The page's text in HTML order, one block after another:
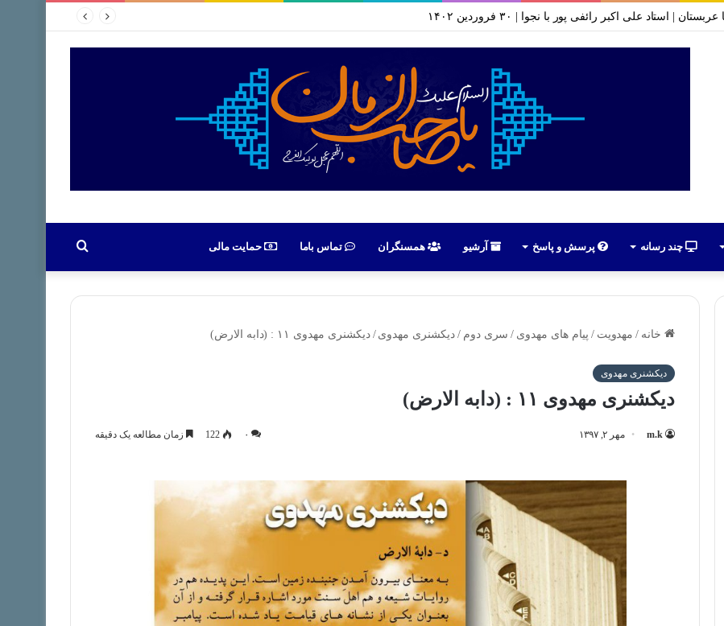
با موضوع سازمان سری شیعه | جلسه ۱ تا ۱۰ | محرم ۱۴۰۱
چند رسانه پرسش و پاسخ آرشیو همسنگران تماس باما حمایت مالی
خانه / مهدویت / پیام های مهدوی / سری دوم / دیکشنری مهدوی / دیکشنری مهدوی ۱۱ : (دابه الارض)
دیکشنری مهدوی
دیکشنری مهدوی ۱۱ : (دابه الارض)
m.k مهر ۲, ۱۳۹۷ ۰ 122 زمان مطالعه یک دقیقه